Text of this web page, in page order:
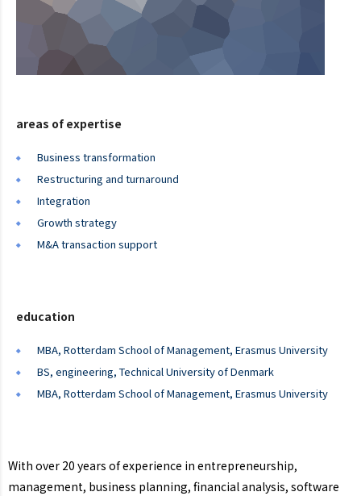
areas of expertise
Business transformation
Restructuring and turnaround
Integration
Growth strategy
M&A transaction support
education
MBA, Rotterdam School of Management, Erasmus University
BS, engineering, Technical University of Denmark
MBA, Rotterdam School of Management, Erasmus University
With over 20 years of experience in entrepreneurship,
management, business planning, financial analysis, software